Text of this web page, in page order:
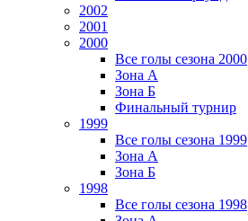
2002
2001
2000
Все голы сезона 2000
Зона А
Зона Б
Финальный турнир
1999
Все голы сезона 1999
Зона А
Зона Б
1998
Все голы сезона 1998